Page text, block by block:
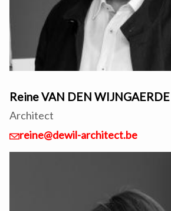
Reine VAN DEN WIJNGAERDE
Architect
reine@dewil-architect.be